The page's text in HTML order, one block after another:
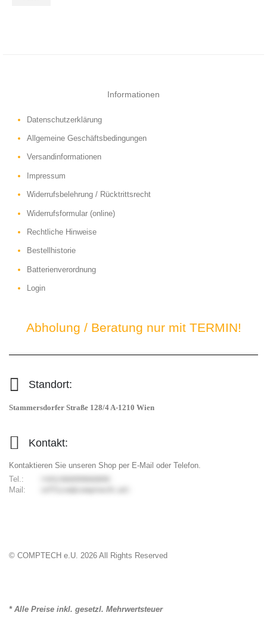
Informationen
Datenschutzerklärung
Allgemeine Geschäftsbedingungen
Versandinformationen
Impressum
Widerrufsbelehrung / Rücktrittsrecht
Widerrufsformular (online)
Rechtliche Hinweise
Bestellhistorie
Batterienverordnung
Login
Abholung / Beratung nur mit TERMIN!
Standort:
Stammersdorfer Straße 128/4 A-1210 Wien
Kontakt:
Kontaktieren Sie unseren Shop per E-Mail oder Telefon.
Tel.:
Mail:
© COMPTECH e.U. 2026 All Rights Reserved
* Alle Preise inkl. gesetzl. Mehrwertsteuer